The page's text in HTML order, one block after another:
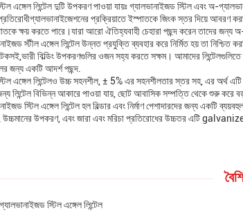
এঙ্গেল লিন্টেল দুটি উপকরণ পাওয়া যায়ঃ গ্যালভানাইজড স্টিল এবং অ-
প্রক্রিয়াতে ইস্পাতকে জিংক স্তর দিয়ে আবরণ
ক্ষয় করতে পারে।যারা আরো ঐতিহ্যবাহী চেহারা পছন্দ করেন তাদের জন্য
স্টীল এঙ্গেল লিন্টেল উন্নত প্রযুক্তি ব্যবহার করে নির্মিত হয় তা নিশ্চিত
বিল্ডিং উপকরণগুলির ওজন সহ্য করতে সক্ষম। আমাদের
জন্য একটি আদর্শ পছন্দ.
এঙ্গেল লিন্টেলও উচ্চ সহনশীল, ± 5% এর সহনশীলতার স্তর সহ, এর অর্থ এটি
লিন্টেল বিভিন্ন আকারে পাওয়া যায়, ছোট আবাসিক সম্পত্তি থেকে শুরু করে
স্টিল এঙ্গেল লিন্টেল হল বিল্ডার এবং নির্মাণ পেশাদারদের জন্য একটি
উচ্চমানের উপকরণ, এবং জারা এবং মরিচা প্রতিরোধের উচ্চতর এটি
স্টিল এঙ্গেল লিন্টেল